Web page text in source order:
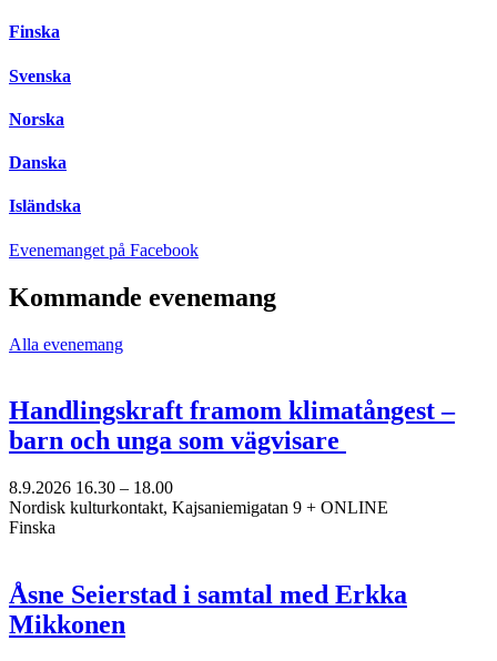
Finska
Svenska
Norska
Danska
Isländska
Evenemanget på FacebookÖppnas
ny
Kommande evenemang
Alla evenemang
Handlingskraft framom klimatångest –
barn och unga som vägvisare
8.9.2026 16.30 – 18.00
Nordisk kulturkontakt, Kajsaniemigatan 9 + ONLINE
Finska
Åsne Seierstad i samtal med Erkka
Mikkonen